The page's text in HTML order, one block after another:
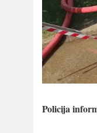
Policija